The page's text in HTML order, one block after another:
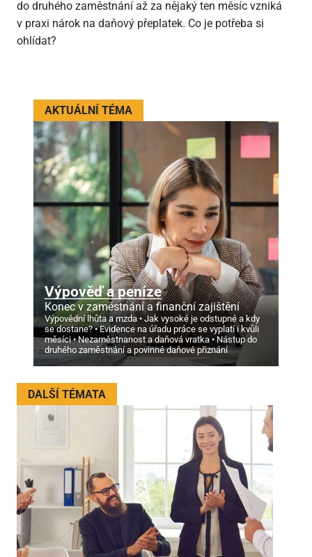
do druhého zaměstnání až za nějaký ten měsíc vzniká
v praxi nárok na daňový přeplatek. Co je potřeba si
ohlídat?
AKTUÁLNÍ TÉMA
Výpověď a peníze
Konec v zaměstnání a finanční zajištění
Výpovědní lhůta a mzda
Jak vysoké je odstupné a kdy
se dostane?
Evidence na úřadu práce se vyplatí i kvůli
měsíci
Nezaměstnanost a daňová vratka
Nástup do
druhého zaměstnání a povinné daňové přiznání
DALŠÍ TÉMATA